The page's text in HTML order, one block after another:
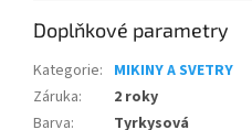
Doplňkové parametry
Kategorie: MIKINY A SVETRY
Záruka:
2 roky
Barva:
Tyrkysová